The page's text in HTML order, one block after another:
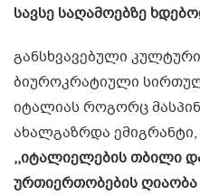
სავსე საღამოებზე
განსხვავებული
ბიუროკრატიული
იტალიას როგორც
ახალგაზრდა
,,იტალიელების თბილი
ურთიერთობების